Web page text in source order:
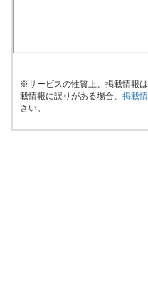
※サービスの性質上、掲載情報
載情報に誤りがある場合、 掲載
さい。